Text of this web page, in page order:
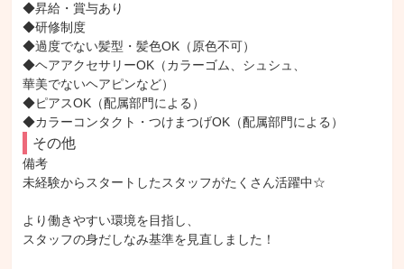
◆昇給・賞与あり
◆研修制度
◆過度でない髪型・髪色OK（原色不可）
◆ヘアアクセサリーOK（カラーゴム、シュシュ、
華美でないヘアピンなど）
◆ピアスOK（配属部門による）
◆カラーコンタクト・つけまつげOK（配属部門による）
その他
備考
未経験からスタートしたスタッフがたくさん活躍中☆
より働きやすい環境を目指し、
スタッフの身だしなみ基準を見直しました！